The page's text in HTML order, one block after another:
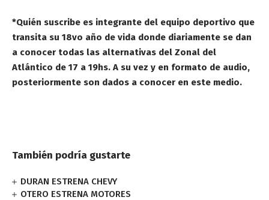
*Quién suscribe es integrante del equipo deportivo que
transita su 18vo año de vida donde diariamente se dan
a conocer todas las alternativas del Zonal del
Atlántico de 17 a 19hs. A su vez y en formato de audio,
posteriormente son dados a conocer en este medio.
También podría gustarte
DURAN ESTRENA CHEVY
OTERO ESTRENA MOTORES